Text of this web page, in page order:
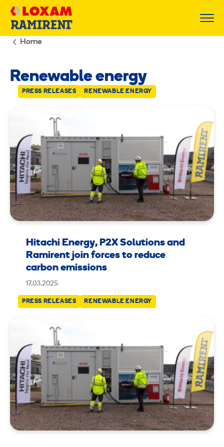
Skip
Home
Renewable energy
Hitachi Energy, P2X Solutions and
Ramirent join forces to reduce
carbon emissions
17.03.2025
PRESS RELEASES RENEWABLE ENERGY
PRESS RELEASES RENEWABLE ENERGY